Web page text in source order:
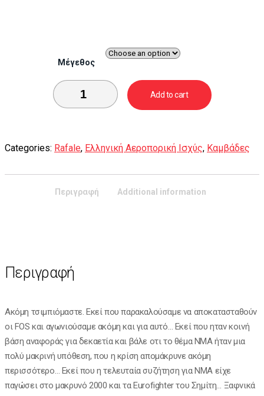
Μέγεθος
Add to cart
Categories: Rafale, Ελληνική Αεροπορική Ισχύς, Καμβάδες
Περιγραφή Additional information
Περιγραφή
Ακόμη τσιμπιόμαστε. Εκεί που παρακαλούσαμε να αποκατασταθούν
οι FOS και αγωνιούσαμε ακόμη και για αυτό… Εκεί που ηταν κοινή
βάση αναφοράς για δεκαετία και βάλε οτι το θέμα ΝΜΑ ήταν μια
πολύ μακρινή υπόθεση, που η κρίση απομάκρυνε ακόμη
περισσότερο… Εκεί που η τελευταία συζήτηση για ΝΜΑ είχε
παγώσει στο μακρυνό 2000 και τα Eurofighter του Σημίτη… Ξαφνικά